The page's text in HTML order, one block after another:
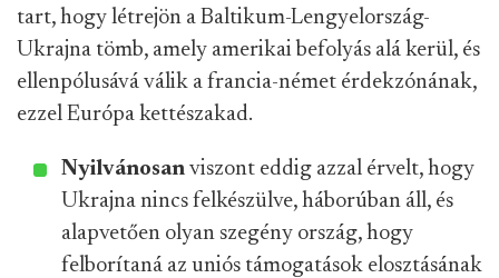
tart, hogy létrejön a Baltikum-Lengyelország-
Ukrajna tömb, amely amerikai befolyás alá kerül, és
ellenpólusává válik a francia-német érdekzónának,
ezzel Európa kettészakad.
Nyilvánosan viszont eddig azzal érvelt, hogy
Ukrajna nincs felkészülve, háborúban áll, és
alapvetően olyan szegény ország, hogy
felborítaná az uniós támogatások elosztásának